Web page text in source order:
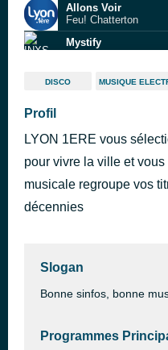
Allons Voir
Feu! Chatterton
Mystify
Ma préférence
Stuck In The Middle
Stealers Wheel
L AMOUR, L
BON ENTENDEUR
DISCO MUSIQUE
Profil
LYON 1ERE vous
pour vivre la ville et
musicale regroupe vos
décennies
Slogan
Bonne sinfos, bonne
Programmes